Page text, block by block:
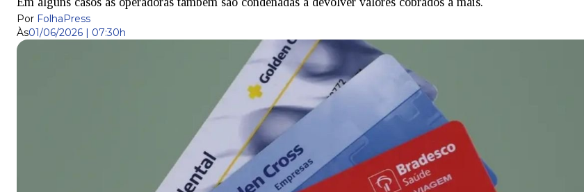
Por FolhaPress
Às01/06/2026 | 07:30h